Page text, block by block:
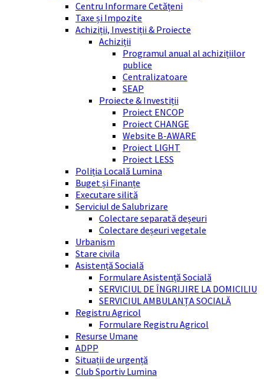
Centru Informare Cetățeni
Taxe și Impozite
Achiziții, Investiții & Proiecte
Achiziții
Programul anual al achizițiilor
publice
Centralizatoare
SEAP
Proiecte & Investiții
Proiect ENCOP
Proiect CHANGE
Website B-AWARE
Proiect LIGHT
Proiect LESS
Poliția Locală Lumina
Buget și Finanțe
Executare silită
Serviciul de Salubrizare
Colectare separată deșeuri
Colectare deșeuri vegetale
Urbanism
Stare civila
Asistență Socială
Formulare Asistență Socială
SERVICIUL DE ÎNGRIJIRE LA DOMICILIU
SERVICIUL AMBULANȚA SOCIALĂ
Registru Agricol
Formulare Registru Agricol
Resurse Umane
ADPP
Situații de urgență
Club Sportiv Lumina